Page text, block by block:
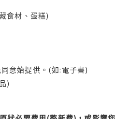
食材、蛋糕)
意始提供。(如:電子書)
)